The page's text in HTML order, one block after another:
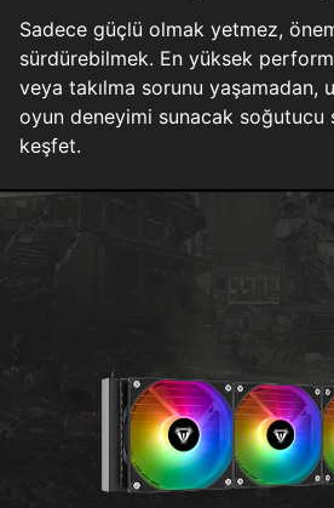
Sadece güçlü olmak yetmez,
sürdürebilmek. En yüksek
veya takılma sorunu yaşamadan,
oyun deneyimi sunacak soğutucu
keşfet.